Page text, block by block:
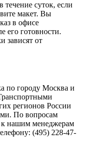
течение суток, если
макет. Вы
в офисе
его готовности.
зависят от
по городу Москва и
регионов России
По вопросам
к нашим менеджерам
(495) 228-47-